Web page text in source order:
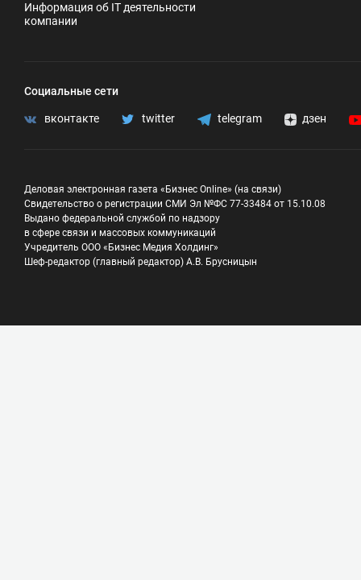
Информация об IT деятельности
компании
Социальные сети
вконтакте twitter telegram дзен
Деловая электронная газета «Бизнес Online» (на связи)
Свидетельство о регистрации СМИ Эл №ФС 77-33484 от 15.10.08
Выдано федеральной службой по надзору
в сфере связи и массовых коммуникаций
Учредитель ООО «Бизнес Медия Холдинг»
Шеф-редактор (главный редактор) А.В. Брусницын